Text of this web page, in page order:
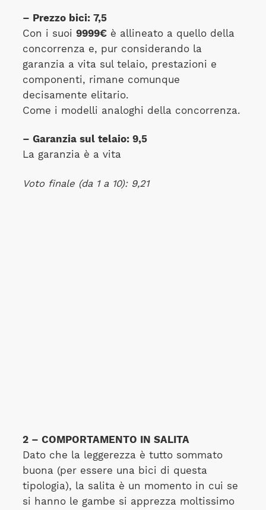
– Prezzo bici: 7,5
Con i suoi 9999€è allineato a quello della
concorrenza e, pur considerando la
garanzia a vita sul telaio, prestazioni e
componenti, rimane comunque
decisamente elitario.
Come i modelli analoghi della concorrenza.
– Garanzia sul telaio: 9,5
La garanzia è a vita
Voto finale (da 1 a 10): 9,21
2 – COMPORTAMENTO IN SALITA
Dato che la leggerezza è tutto sommato
buona (per essere una bici di questa
tipologia), la salita è un momento in cui se
si hanno le gambe si apprezza moltissimo